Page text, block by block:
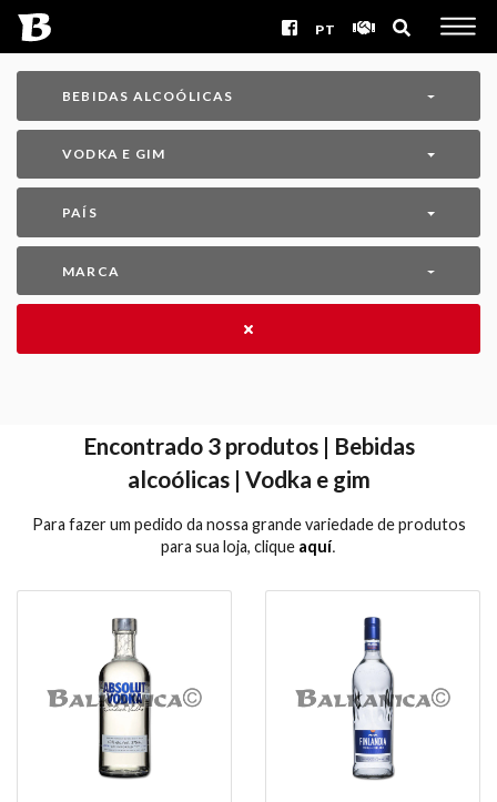
PT
BEBIDAS ALCOÓLICAS
VODKA E GIM
PAÍS
MARCA
Encontrado 3produtos | Bebidas
alcoólicas | Vodka e gim
Para fazer um pedido da nossa grande variedade de produtos
para sua loja, clique aquí․